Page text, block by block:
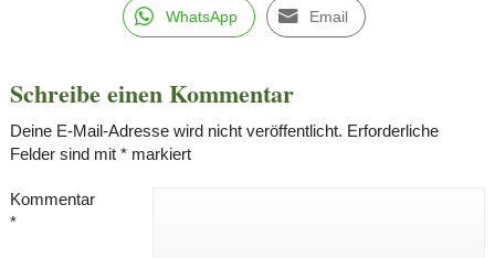
WhatsApp Email
Schreibe einen Kommentar
Deine E-Mail-Adresse wird nicht veröffentlicht. Erforderliche
Felder sind mit *markiert
Kommentar
*